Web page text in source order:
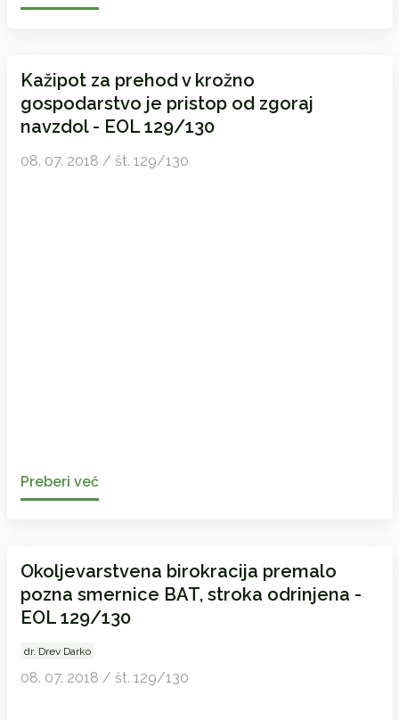
Kažipot za prehod v krožno
gospodarstvo je pristop od zgoraj
navzdol - EOL 129/130
08. 07. 2018 / št. 129/130
Preberi več
Okoljevarstvena birokracija premalo
pozna smernice BAT, stroka odrinjena -
EOL 129/130
dr. Drev Darko
08. 07. 2018 / št. 129/130